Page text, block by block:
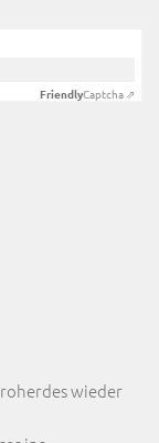
FriendlyCaptcha ⇗
wieder